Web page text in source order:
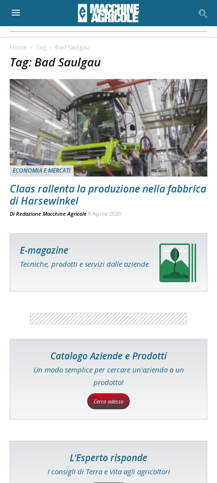
Home Tag Bad Saulgau
Tag: Bad Saulgau
ECONOMIA E MERCATI
Claas rallenta la produzione nella fabbrica
di Harsewinkel
Di Redazione Macchine Agricole 9 Aprile 2020
E-magazine
Tecniche, prodotti e servizi dalle aziende
Catalogo Aziende e Prodotti
Un modo semplice per cercare un'azienda o un
prodotto!
Cerca adesso
L'Esperto risponde
I consigli di Terra e Vita agli agricoltori